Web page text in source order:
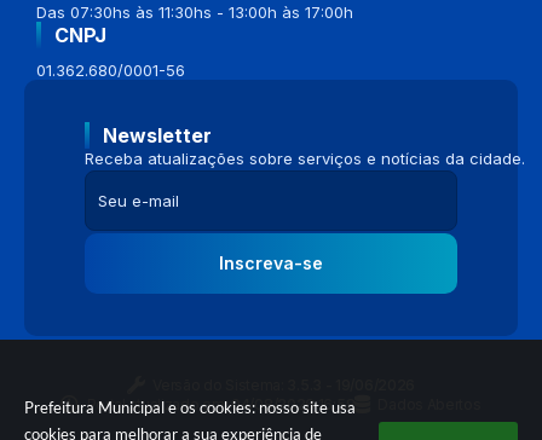
Prefeitura Municipal e os cookies: nosso site usa
cookies para melhorar a sua experiência de
Das 07:30hs às 11:30hs - 13:00h às 17:00h
CNPJ
01.362.680/0001-56
Newsletter
Receba atualizações sobre serviços e notícias da cidade.
Inscreva-se
Portal atualizado em:04/08/2026 16:58